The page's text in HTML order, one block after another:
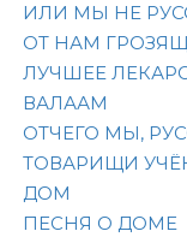
ИЛИ МЫ НЕ
ОТ НАМ
ЛУЧШЕЕ
ВАЛААМ
ОТЧЕГО МЫ,
ТОВАРИЩИ
ДОМ
ПЕСНЯ О ДОМЕ